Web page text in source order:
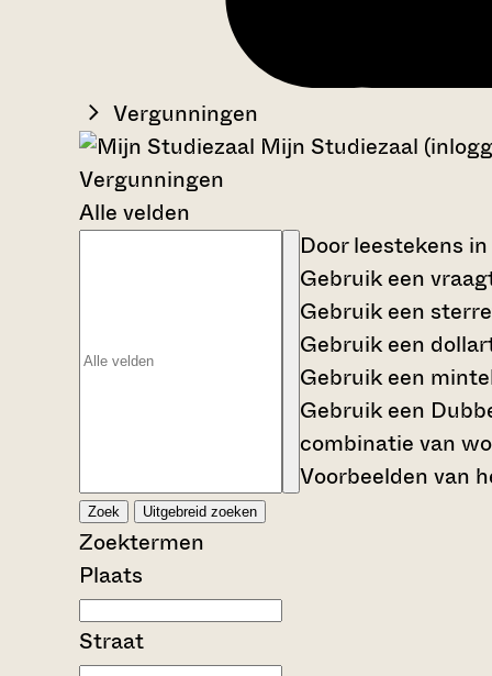
Vergunningen
Mijn Studiezaal
Vergunningen
Alle velden
Door leestekens
Gebruik een
Gebruik een
Gebruik een
Gebruik een
Gebruik een
combinatie van
Voorbeelden van
Zoek Uitgebreid zoeken
Zoektermen
Plaats
Straat